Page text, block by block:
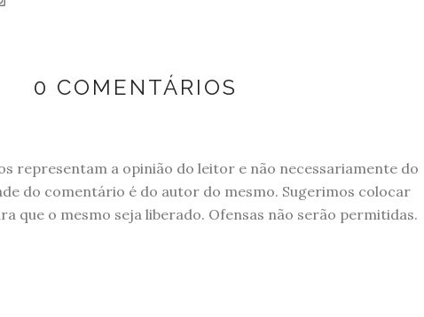
0 COMENTÁRIOS
representam a opinião do leitor e não necessariamente do
do comentário é do autor do mesmo. Sugerimos colocar
que o mesmo seja liberado. Ofensas não serão permitidas.